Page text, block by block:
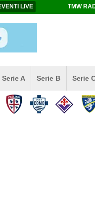
LIVE TMW
Serie A Serie B Serie